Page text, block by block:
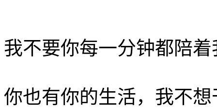
我不要你每一分钟都陪着
你也有你的生活，我不